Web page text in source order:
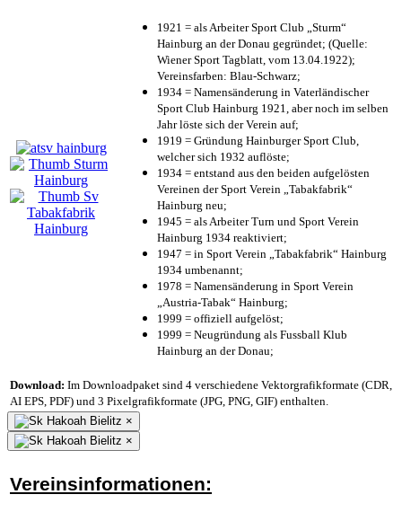
1921 = als Arbeiter Sport Club „Sturm“
Hainburg an der Donau gegründet; (Quelle:
Wiener Sport Tagblatt, vom 13.04.1922);
Vereinsfarben: Blau-Schwarz;
1934 = Namensänderung in Vaterländischer
Sport Club Hainburg 1921, aber noch im selben
Jahr löste sich der Verein auf;
1919 = Gründung Hainburger Sport Club,
welcher sich 1932 auflöste;
1934 = entstand aus den beiden aufgelösten
Vereinen der Sport Verein „Tabakfabrik“
Hainburg neu;
1945 = als Arbeiter Turn und Sport Verein
Hainburg 1934 reaktiviert;
1947 = in Sport Verein „Tabakfabrik“ Hainburg
1934 umbenannt;
1978 = Namensänderung in Sport Verein
„Austria-Tabak“ Hainburg;
1999 = offiziell aufgelöst;
1999 = Neugründung als Fussball Klub
Hainburg an der Donau;
Download: Im Downloadpaket sind 4 verschiedene Vektorgrafikformate (CDR,
AI EPS, PDF) und 3 Pixelgrafikformate (JPG, PNG, GIF) enthalten.
×
×
Vereinsinformationen: